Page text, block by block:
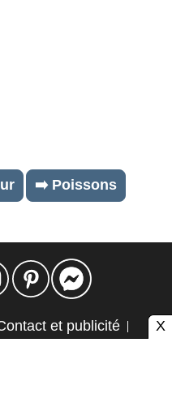
➡️ Poissons
et publicité
X